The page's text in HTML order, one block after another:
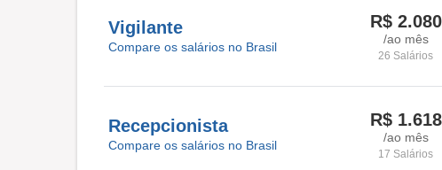
Vigilante
Compare os salários no Brasil
R$ 2.080
/ao mês
26 Salários
Recepcionista
Compare os salários no Brasil
R$ 1.618
/ao mês
17 Salários